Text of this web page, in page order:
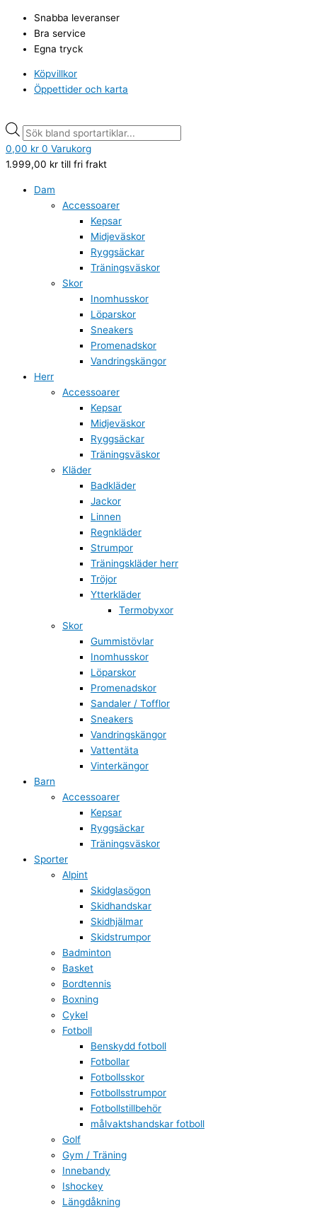
innehåll
Snabba leveranser
Bra service
Egna tryck
Köpvillkor
Öppettider och karta
search
0,00 kr 0 Varukorg
1.999,00 kr till fri frakt
Dam
Accessoarer
Kepsar
Midjeväskor
Ryggsäckar
Träningsväskor
Skor
Inomhusskor
Löparskor
Sneakers
Promenadskor
Vandringskängor
Herr
Accessoarer
Kepsar
Midjeväskor
Ryggsäckar
Träningsväskor
Kläder
Badkläder
Jackor
Linnen
Regnkläder
Strumpor
Träningskläder herr
Tröjor
Ytterkläder
Termobyxor
Skor
Gummistövlar
Inomhusskor
Löparskor
Promenadskor
Sandaler / Tofflor
Sneakers
Vandringskängor
Vattentäta
Vinterkängor
Barn
Accessoarer
Kepsar
Ryggsäckar
Träningsväskor
Sporter
Alpint
Skidglasögon
Skidhandskar
Skidhjälmar
Skidstrumpor
Badminton
Basket
Bordtennis
Boxning
Cykel
Fotboll
Benskydd fotboll
Fotbollar
Fotbollsskor
Fotbollsstrumpor
Fotbollstillbehör
målvaktshandskar fotboll
Golf
Gym / Träning
Innebandy
Ishockey
Längdåkning
search
Badbyxor
röda
mängd